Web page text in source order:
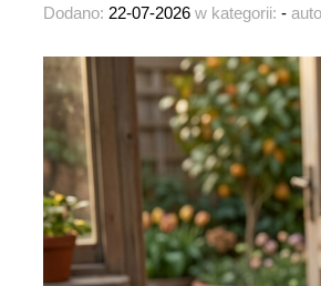
Dodano: 22-07-2026 w kategorii: -